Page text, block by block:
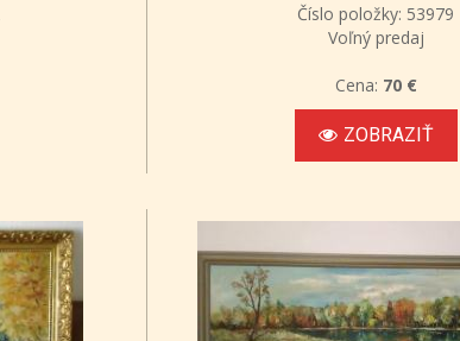
Číslo položky: 53979
Voľný predaj
Cena: 70 €
ZOBRAZIŤ